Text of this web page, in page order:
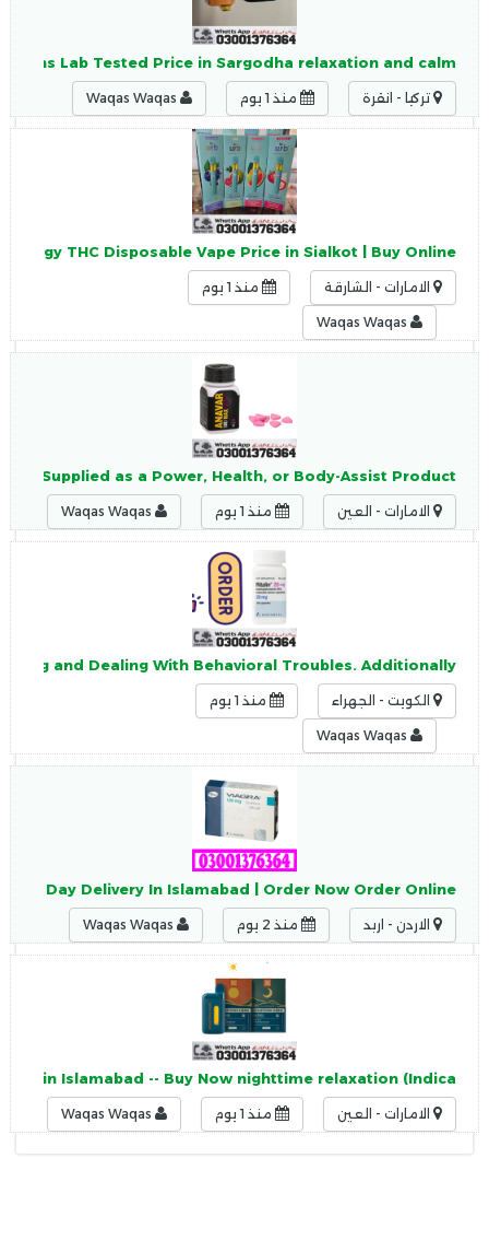
Pens Lab Tested Price in Sargodha relaxation and calm
تركيا - انقرة منذ 1 يوم
THC Disposable Vape Price in Sialkot | Buy Online
الامارات - الشارقة منذ 1 يوم
Are Supplied as a Power, Health, or Body-Assist Product.
الامارات - العين منذ 1 يوم
and Dealing With Behavioral Troubles. Additionally,
الكويت - الجهراء منذ 1 يوم
Day Delivery In Islamabad | Order Now Order Online
الاردن - اربد منذ 2 يوم
in Islamabad -- Buy Now nighttime relaxation (Indica
الامارات - العين منذ 1 يوم